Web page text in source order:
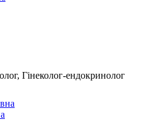
Гінеколог-ендокринолог